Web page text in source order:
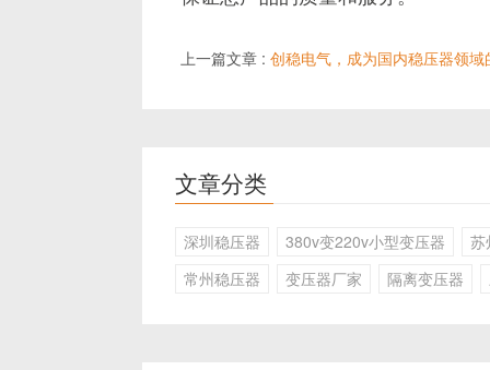
上一篇文章 : 创稳电气，成为国内稳压器领域
文章分类
深圳稳压器 380v变220v小型变压器
苏
常州稳压器
变压器厂家 隔离变压器